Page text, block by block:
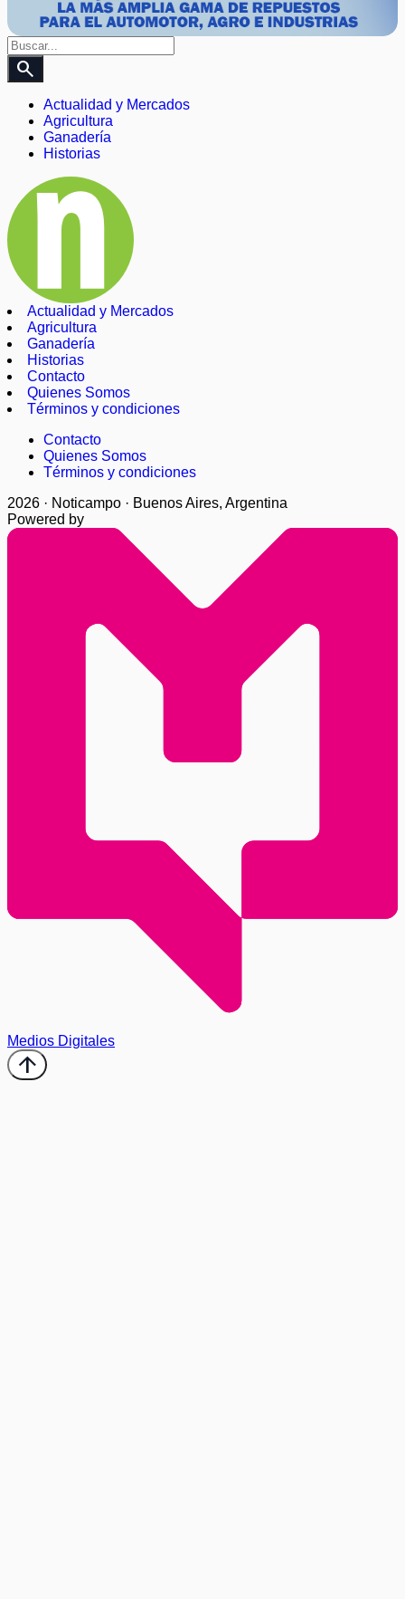
search
Actualidad y Mercados
Agricultura
Ganadería
Historias
Actualidad y Mercados
Agricultura
Ganadería
Historias
Contacto
Quienes Somos
Términos y condiciones
Contacto
Quienes Somos
Términos y condiciones
2026 · Noticampo · Buenos Aires, Argentina
Powered by
Medios Digitales
arrow_upward